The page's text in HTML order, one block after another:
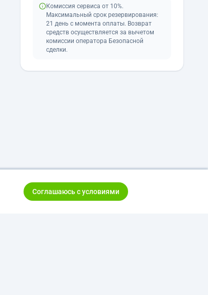
Комиссия сервиса от 10%.
Максимальный срок резервирования:
21 день с момента оплаты. Возврат
средств осуществляется за вычетом
комиссии оператора Безопасной
сделки.
Соглашаюсь с условиями